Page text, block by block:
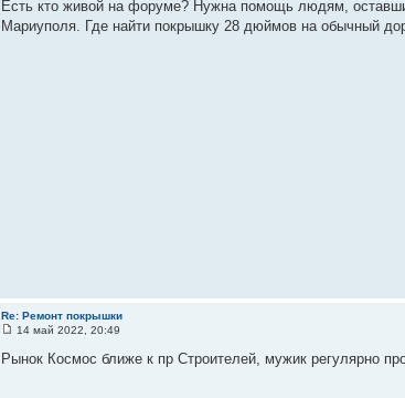
Есть кто живой на форуме? Нужна помощь людям,
Мариуполя. Где найти покрышку 28 дюймов на обычный
Re: Ремонт покрышки
14 май 2022, 20:49
Рынок Космос ближе к пр Строителей, мужик регулярно